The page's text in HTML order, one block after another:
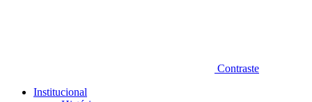
Contraste
Institucional